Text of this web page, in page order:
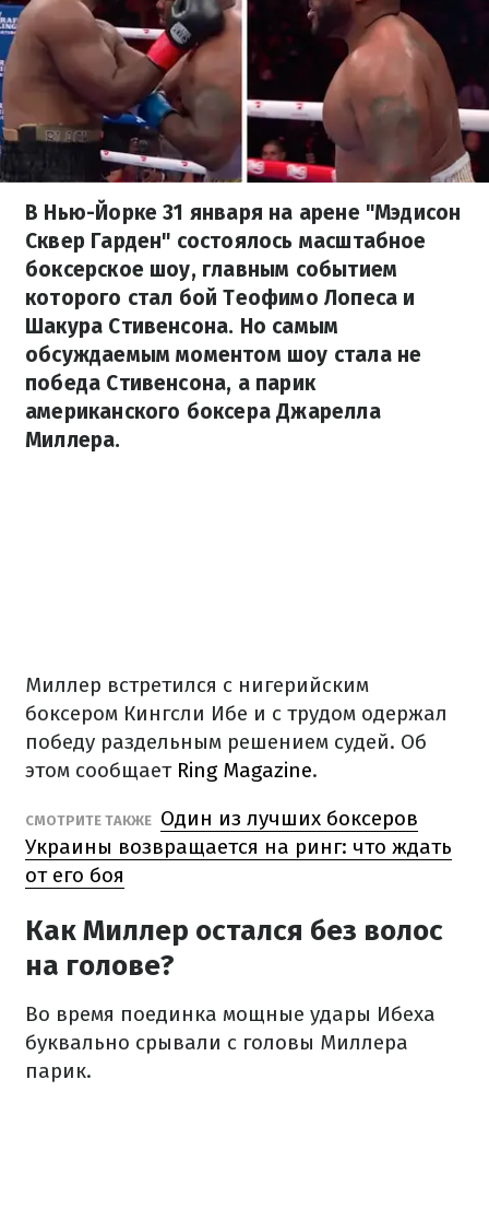
В Нью-Йорке 31 января на арене "Мэдисон
Сквер Гарден" состоялось масштабное
боксерское шоу, главным событием
которого стал бой Теофимо Лопеса и
Шакура Стивенсона. Но самым
обсуждаемым моментом шоу стала не
победа Стивенсона, а парик
американского боксера Джарелла
Миллера.
Миллер встретился с нигерийским
боксером Кингсли Ибе и с трудом одержал
победу раздельным решением судей. Об
этом сообщает Ring Magazine.
СМОТРИТЕ ТАКЖЕ Один из лучших боксеров
Украины возвращается на ринг: что ждать
от его боя
Как Миллер остался без волос
на голове?
Во время поединка мощные удары Ибеха
буквально срывали с головы Миллера
парик.